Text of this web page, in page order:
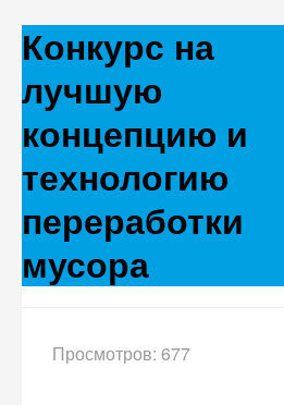
Конкурс на
лучшую
концепцию и
технологию
переработки
мусора
Просмотров: 677